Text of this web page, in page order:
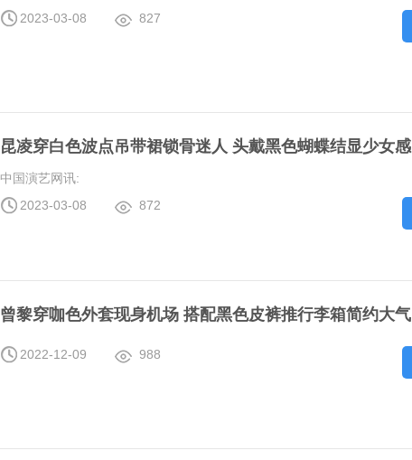
2023-03-08 827
昆凌穿白色波点吊带裙锁骨迷人 头戴黑色蝴蝶结显少女感
中国演艺网讯:
2023-03-08
872
曾黎穿咖色外套现身机场 搭配黑色皮裤推行李箱简约大气
2022-12-09 988